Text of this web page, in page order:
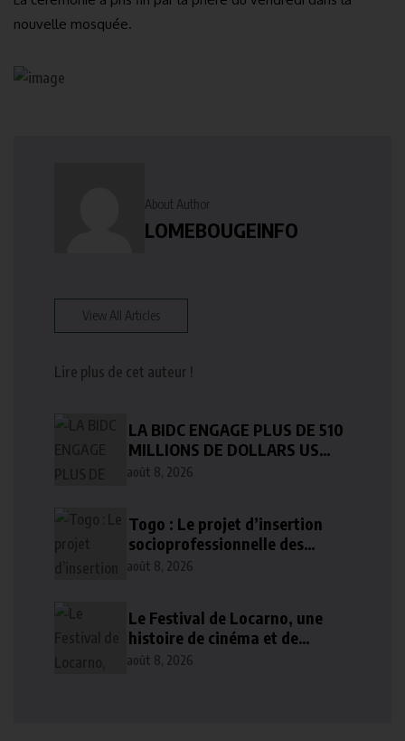
nouvelle mosquée.
About Author
LOMEBOUGEINFO
View All Articles
Lire plus de cet auteur !
LA BIDC ENGAGE PLUS DE 510
MILLIONS DE DOLLARS US
POURACCÉLÉRER LE
août 8, 2026
Togo : Le projet d’insertion
socioprofessionnelle des
personnes handicapées
août 8, 2026
Le Festival de Locarno, une
histoire de cinéma et de
pouvoir
août 8, 2026